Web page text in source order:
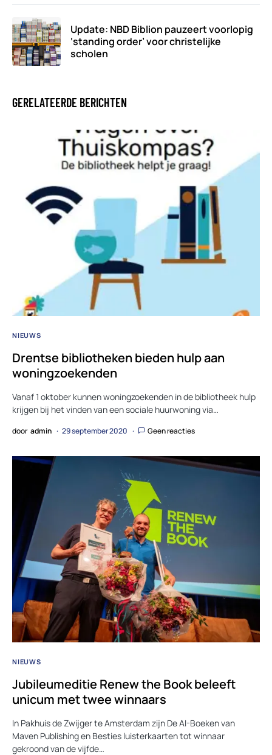
Update: NBD Biblion pauzeert voorlopig
‘standing order’ voor christelijke
scholen
GERELATEERDE BERICHTEN
NIEUWS
Drentse bibliotheken bieden hulp aan
woningzoekenden
Vanaf 1 oktober kunnen woningzoekenden in de bibliotheek hulp
krijgen bij het vinden van een sociale huurwoning via…
door admin 29 september 2020 Geen reacties
NIEUWS
Jubileumeditie Renew the Book beleeft
unicum met twee winnaars
In Pakhuis de Zwijger te Amsterdam zijn De AI-Boeken van
Maven Publishing en Besties luisterkaarten tot winnaar
gekroond van de vijfde…